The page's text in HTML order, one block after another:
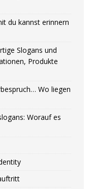
du kannst erinnern
Slogans und
Produkte
Wo liegen
Worauf es